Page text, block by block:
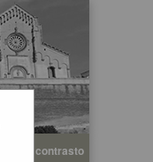
Alto contrasto